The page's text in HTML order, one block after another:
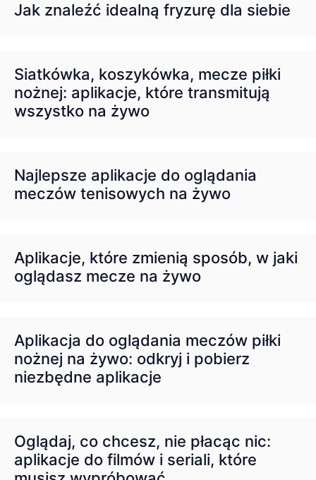
Jak znaleźć idealną fryzurę dla siebie
Siatkówka, koszykówka, mecze piłki
nożnej: aplikacje, które transmitują
wszystko na żywo
Najlepsze aplikacje do oglądania
meczów tenisowych na żywo
Aplikacje, które zmienią sposób, w jaki
oglądasz mecze na żywo
Aplikacja do oglądania meczów piłki
nożnej na żywo: odkryj i pobierz
niezbędne aplikacje
Oglądaj, co chcesz, nie płacąc nic:
aplikacje do filmów i seriali, które